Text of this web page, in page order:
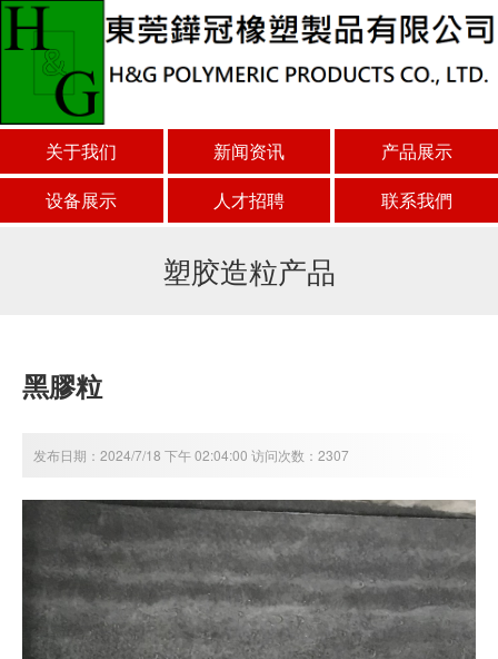
关于我们 新闻资讯
产品展示
设备展示
人才招聘 联系我們
塑胶造粒产品
黑膠粒
发布日期：2024/7/18 下午 02:04:00 访问次数：2307